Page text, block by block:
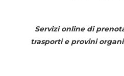
Servizi online di
trasporti e provini